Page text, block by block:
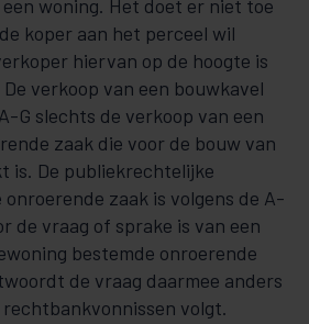
woning. Het doet er niet toe
koper aan het perceel wil
hiervan op de hoogte is
verkoop van een bouwkavel
G slechts de verkoop van een
zaak die voor de bouw van
is. De publiekrechtelijke
zaak is volgens de A-
de vraag of sprake is van een
bestemde onroerende
de vraag daarmee anders
volgt.